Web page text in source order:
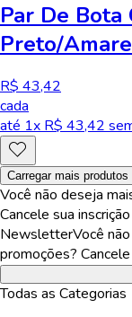
Par De Bota
Preto/
R$ 43,42
cada
até 1x R$ 43,42
Carregar mais produtos
Você não deseja
Cancele sua
NewsletterVocê
promoções?
Todas as Categorias